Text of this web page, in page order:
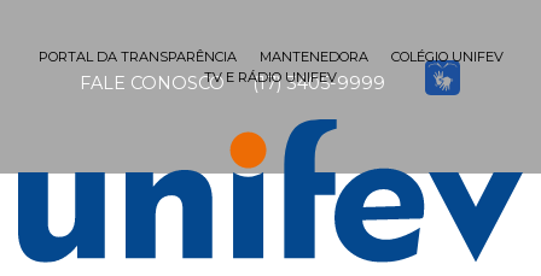
FALE CONOSCO (17) 3405-9999
PORTAL DA TRANSPARÊNCIA MANTENEDORA
COLÉGIO UNIFEV
TV E RÁDIO UNIFEV